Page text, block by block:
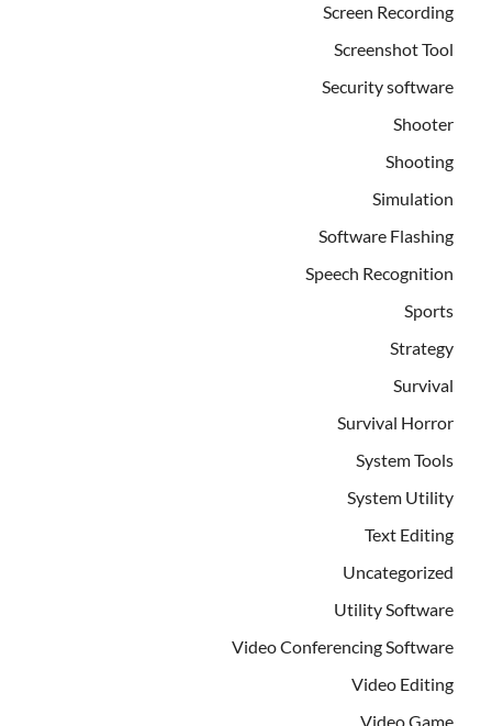
Screen Recording
Screenshot Tool
Security software
Shooter
Shooting
Simulation
Software Flashing
Speech Recognition
Sports
Strategy
Survival
Survival Horror
System Tools
System Utility
Text Editing
Uncategorized
Utility Software
Video Conferencing Software
Video Editing
Video Game